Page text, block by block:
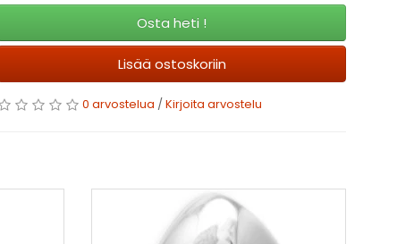
Osta heti !
Lisää ostoskoriin
0 arvostelua / Kirjoita arvostelu